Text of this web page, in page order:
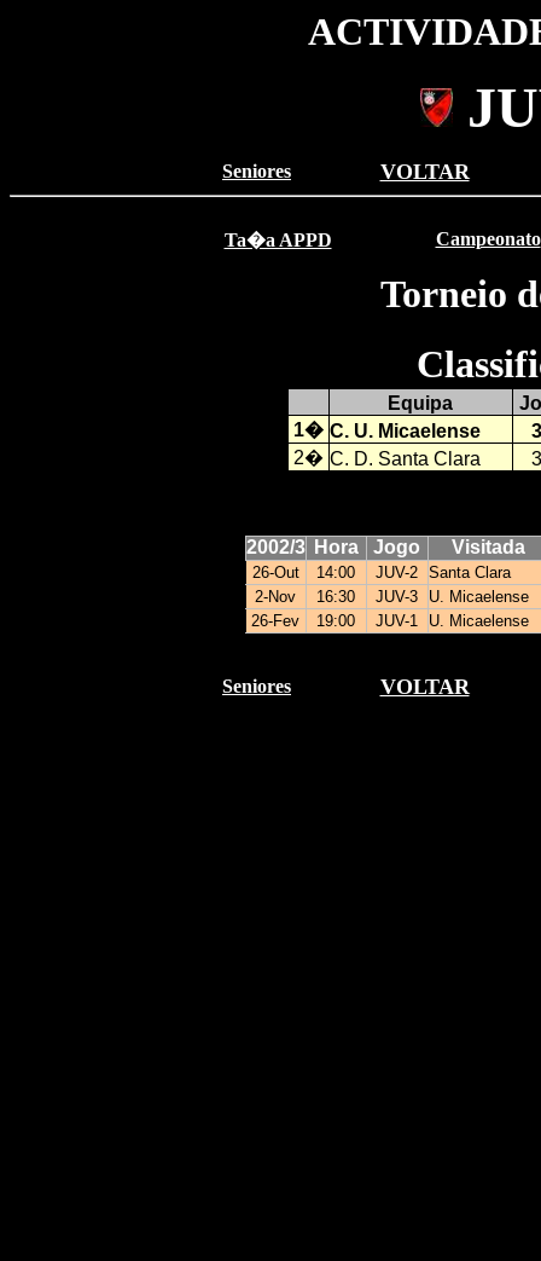
Seniores VOLTAR
Ta�a APPD Campeonato
Torneio
Equipa
1� C. U. Micaelense
3
2� C. D. Santa Clara 3
2002/3 Hora Jogo Visitada
26-Out 14:00 JUV-2 Santa Clara
2-Nov
16:30 JUV-3
U. Micaelense
26-Fev
19:00 JUV-1 U. Micaelense
Seniores VOLTAR